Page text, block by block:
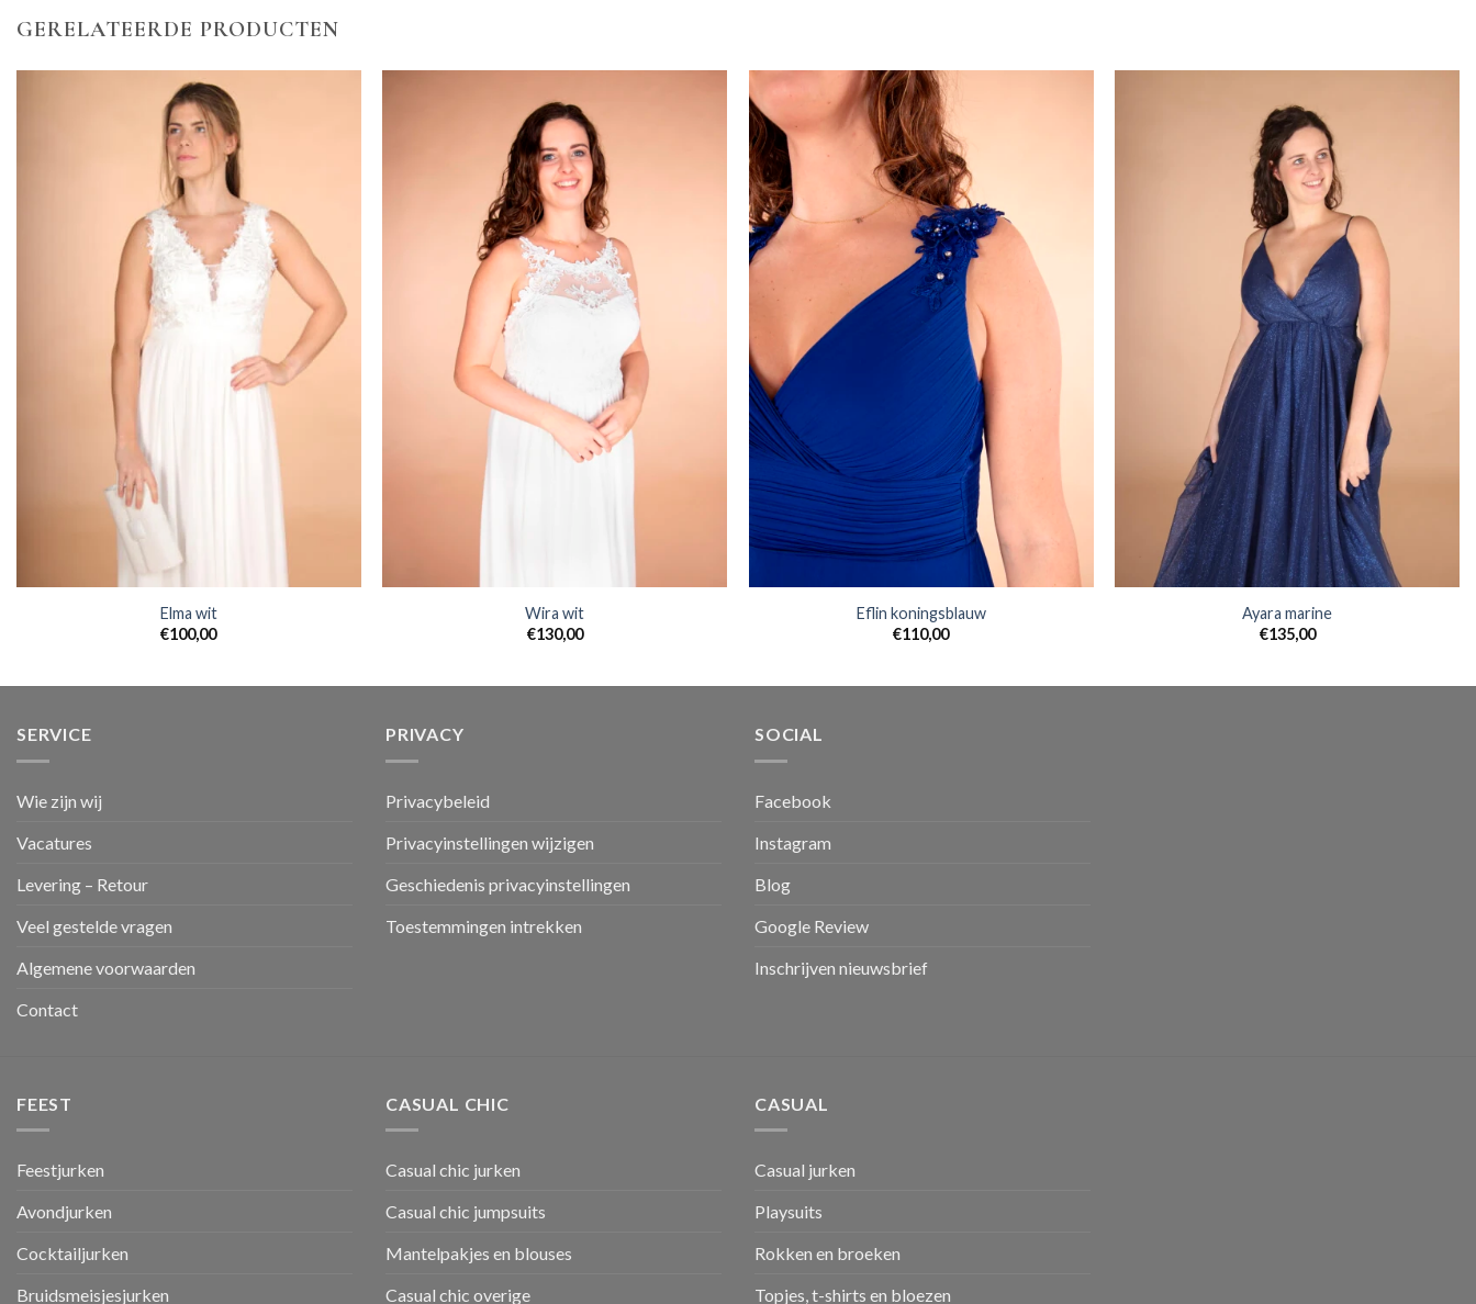
GERELATEERDE PRODUCTEN
Elma wit
€100,00
Wira wit
€130,00
Eflin koningsblauw
€110,00
Ayara marine
€135,00
SERVICE
Wie zijn wij
Vacatures
Levering – Retour
Veel gestelde vragen
Algemene voorwaarden
Contact
PRIVACY
Privacybeleid
Privacyinstellingen wijzigen
Geschiedenis privacyinstellingen
Toestemmingen intrekken
SOCIAL
Facebook
Instagram
Blog
Google Review
Inschrijven nieuwsbrief
FEEST
Feestjurken
Avondjurken
Cocktailjurken
Bruidsmeisjesjurken
CASUAL CHIC
Casual chic jurken
Casual chic jumpsuits
Mantelpakjes en blouses
Casual chic overige
CASUAL
Casual jurken
Playsuits
Rokken en broeken
Topjes, t-shirts en bloezen